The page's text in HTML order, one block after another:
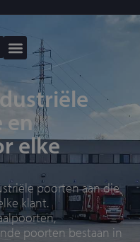
elke
poorten aan die
klant.
poorten bestaan in